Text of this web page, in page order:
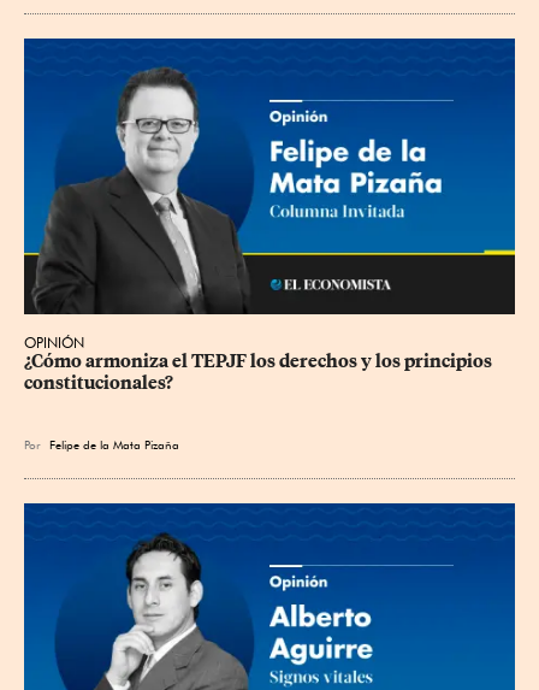
OPINIÓN
¿Cómo armoniza el TEPJF los derechos y los principios
constitucionales?
Por Felipe de la Mata Pizaña